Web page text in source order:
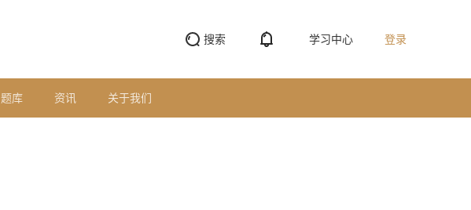
搜索 学习中心 登录
题库 资讯 关于我们